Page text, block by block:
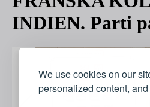
We use cookies on our
personalized content,
INDIEN. Parti